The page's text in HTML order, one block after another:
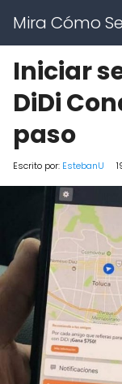
Mira Cómo
Iniciar
DiDi
paso
Escrito por: EstebanU